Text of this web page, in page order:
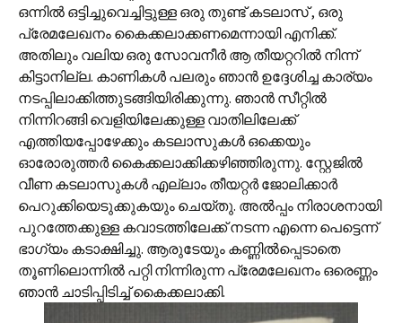
ഒന്നില്‍ ഒട്ടിച്ചുവെച്ചിട്ടുള്ള ഒരു തുണ്ട് കടലാസ് , ഒരു
പ്രേമലേഖനം കൈക്കലാക്കണമെന്നായി എനിക്ക്.
അതിലും വലിയ ഒരു സോവനീര്‍ ആ തീയറ്ററില്‍ നിന്ന്
കിട്ടാനില്ല. കാണികള്‍ പലരും ഞാന്‍ ഉദ്ദേശിച്ച കാര്യം
നടപ്പിലാക്കിത്തുടങ്ങിയിരിക്കുന്നു. ഞാന്‍ സീറ്റില്‍
നിന്നിറങ്ങി വെളിയിലേക്കുള്ള വാതിലിലേക്ക്
എത്തിയപ്പോഴേക്കും കടലാസുകള്‍ ഒക്കെയും
ഓരോരുത്തര്‍ കൈക്കലാക്കിക്കഴിഞ്ഞിരുന്നു. സ്റ്റേജില്‍
വീണ കടലാസുകള്‍ എല്ലാം തീയറ്റര്‍ ജോലിക്കാര്‍
പെറുക്കിയെടുക്കുകയും ചെയ്തു. അല്‍പ്പം നിരാശനായി
പുറത്തേക്കുള്ള കവാടത്തിലേക്ക് നടന്ന എന്നെ പെട്ടെന്ന്
ഭാഗ്യം കടാക്ഷിച്ചു. ആരുടേയും കണ്ണില്‍പ്പെടാതെ
തൂണിലൊന്നില്‍ പറ്റി നിന്നിരുന്ന പ്രേമലേഖനം ഒരെണ്ണം
ഞാന്‍ ചാടിപ്പിടിച്ച് കൈക്കലാക്കി.